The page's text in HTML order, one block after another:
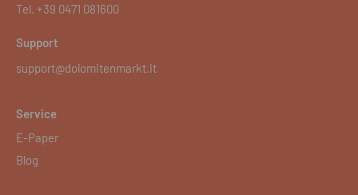
Tel. +39 0471 081600
Support
support@dolomitenmarkt.it
Service
E-Paper
Blog